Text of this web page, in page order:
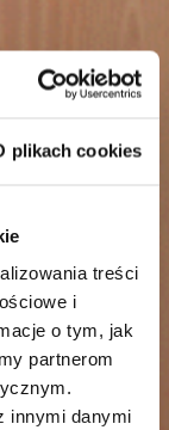
plikach cookies
treści
i
o tym, jak
partnerom
innymi danymi